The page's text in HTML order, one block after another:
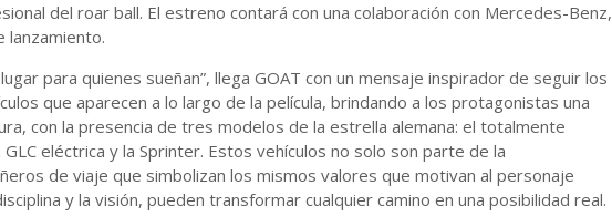
del roar ball. El estreno contará con una colaboración con Mercedes-Benz,
lanzamiento.
para quienes sueñan”, llega GOAT con un mensaje inspirador de seguir los
que aparecen a lo largo de la película, brindando a los protagonistas una
con la presencia de tres modelos de la estrella alemana: el totalmente
GLC eléctrica y la Sprinter. Estos vehículos no solo son parte de la
de viaje que simbolizan los mismos valores que motivan al personaje
y la visión, pueden transformar cualquier camino en una posibilidad real.